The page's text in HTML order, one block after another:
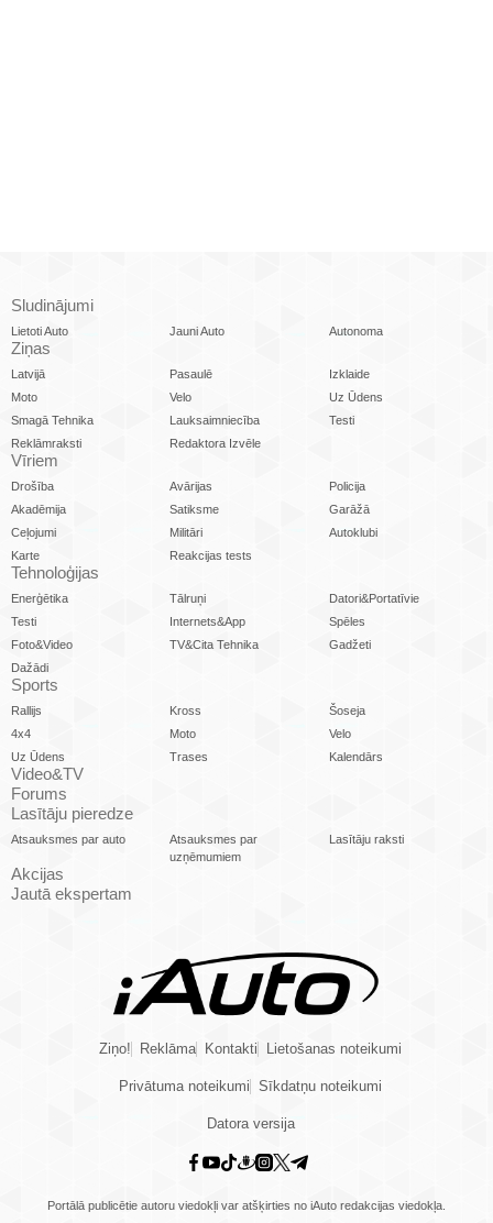
Sludinājumi
Lietoti Auto Jauni Auto Autonoma
Ziņas
Latvijā Pasaulē
Izklaide
Moto
Velo
Uz Ūdens
Smagā Tehnika
Lauksaimniecība
Testi
Reklāmraksti
Redaktora Izvēle
Vīriem
Drošība Avārijas
Policija
Akadēmija
Satiksme
Garāžā
Ceļojumi
Militāri
Autoklubi
Karte
Reakcijas tests
Tehnoloģijas
Enerģētika Tālruņi
Datori&Portatīvie
Testi
Internets&App
Spēles
Foto&Video
TV&Cita Tehnika
Gadžeti
Dažādi
Sports
Rallijs Kross
Šoseja
4x4
Moto
Velo
Uz Ūdens
Trases Kalendārs
Video&TV
Forums
Lasītāju pieredze
Atsauksmes par auto
Atsauksmes par
uzņēmumiem
Lasītāju raksti
Akcijas
Jautā ekspertam
Ziņo! Reklāma Kontakti Lietošanas noteikumi
Privātuma noteikumi Sīkdatņu noteikumi
Datora versija
Portālā publicētie autoru viedokļi var atšķirties no iAuto redakcijas viedokļa.